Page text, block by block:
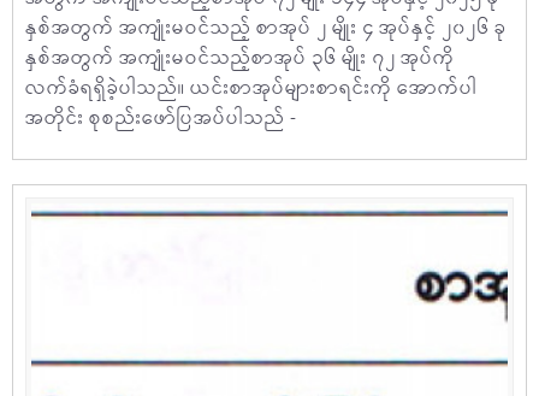
နှစ်အတွက် အကျုံးမဝင်သည့် စာအုပ် ၂ မျိုး ၄ အုပ်နှင့် ၂၀၂၆ ခု
နှစ်အတွက် အကျုံးမဝင်သည့်စာအုပ် ၃၆ မျိုး ၇၂ အုပ်ကို
လက်ခံရရှိခဲ့ပါသည်။ ယင်းစာအုပ်များစာရင်းကို အောက်ပါ
အတိုင်း စုစည်းဖော်ပြအပ်ပါသည် -